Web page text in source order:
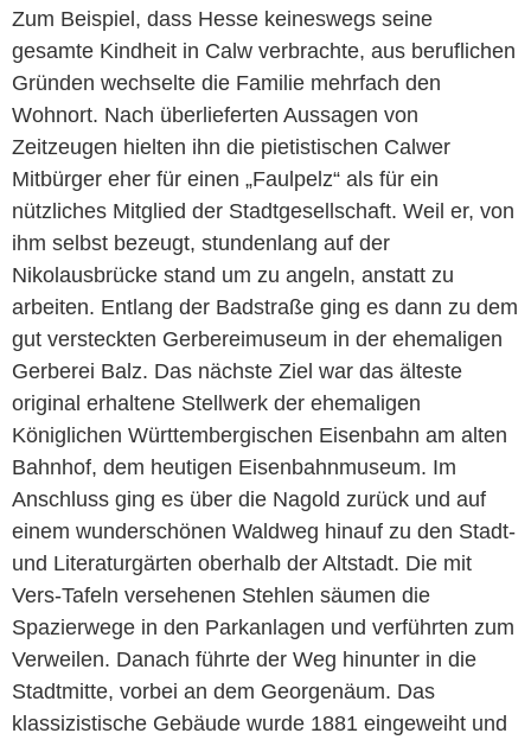
Zum Beispiel, dass Hesse keineswegs seine
gesamte Kindheit in Calw verbrachte, aus beruflichen
Gründen wechselte die Familie mehrfach den
Wohnort. Nach überlieferten Aussagen von
Zeitzeugen hielten ihn die pietistischen Calwer
Mitbürger eher für einen „Faulpelz“ als für ein
nützliches Mitglied der Stadtgesellschaft. Weil er, von
ihm selbst bezeugt, stundenlang auf der
Nikolausbrücke stand um zu angeln, anstatt zu
arbeiten. Entlang der Badstraße ging es dann zu dem
gut versteckten Gerbereimuseum in der ehemaligen
Gerberei Balz. Das nächste Ziel war das älteste
original erhaltene Stellwerk der ehemaligen
Königlichen Württembergischen Eisenbahn am alten
Bahnhof, dem heutigen Eisenbahnmuseum. Im
Anschluss ging es über die Nagold zurück und auf
einem wunderschönen Waldweg hinauf zu den Stadt-
und Literaturgärten oberhalb der Altstadt. Die mit
Vers-Tafeln versehenen Stehlen säumen die
Spazierwege in den Parkanlagen und verführten zum
Verweilen. Danach führte der Weg hinunter in die
Stadtmitte, vorbei an dem Georgenäum. Das
klassizistische Gebäude wurde 1881 eingeweiht und